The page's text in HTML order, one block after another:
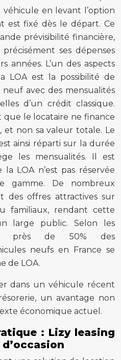
véhicule en levant l’option
est fixé dès le départ. Ce
prévisibilité financière,
ses dépenses
années. L’un des aspects
LOA est la possibilité de
avec des mensualités
d’un crédit classique.
que le locataire ne finance
et non sa valeur totale. Le
ainsi réparti sur la durée
les mensualités. Il est
LOA n’est pas réservée
gamme. De nombreux
des offres attractives sur
familiaux, rendant cette
large public. Selon les
près de 50% des
neufs en France se
de LOA.
dans un véhicule récent
un avantage non
économique actuel.
: Lizy leasing